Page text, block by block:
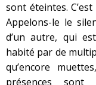
sont éteintes.
Appelons-le le
d’un autre, qui
habité par de
qu’encore
présences